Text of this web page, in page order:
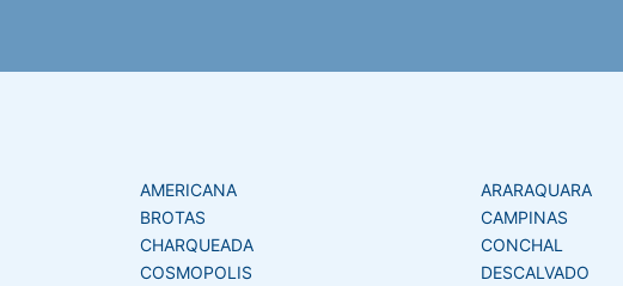
AMERICANA ARARAQUARA
BROTAS
CAMPINAS
CHARQUEADA
CONCHAL
COSMOPOLIS
DESCALVADO